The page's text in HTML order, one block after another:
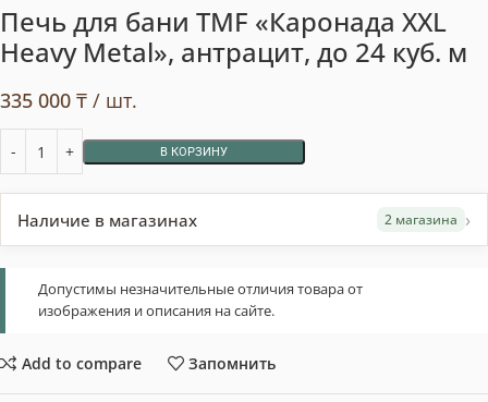
Печь для бани TMF «Каронада XXL
Heavy Metal», антрацит, до 24 куб. м
335 000 ₸ / шт.
В КОРЗИНУ
Наличие в магазинах 2 магазина ›
Допустимы незначительные отличия товара от
изображения и описания на сайте.
Add to compare Запомнить